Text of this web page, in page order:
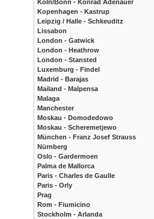
Köln/Bonn - Konrad Adenauer
Kopenhagen - Kastrup
Leipzig / Halle - Schkeuditz
Lissabon
London - Gatwick
London - Heathrow
London - Stansted
Luxemburg - Findel
Madrid - Barajas
Mailand - Malpensa
Malaga
Manchester
Moskau - Domodedowo
Moskau - Scheremetjewo
München - Franz Josef Strauss
Nürnberg
Oslo - Gardermoen
Palma de Mallorca
Paris - Charles de Gaulle
Paris - Orly
Prag
Rom - Fiumicino
Stockholm - Arlanda